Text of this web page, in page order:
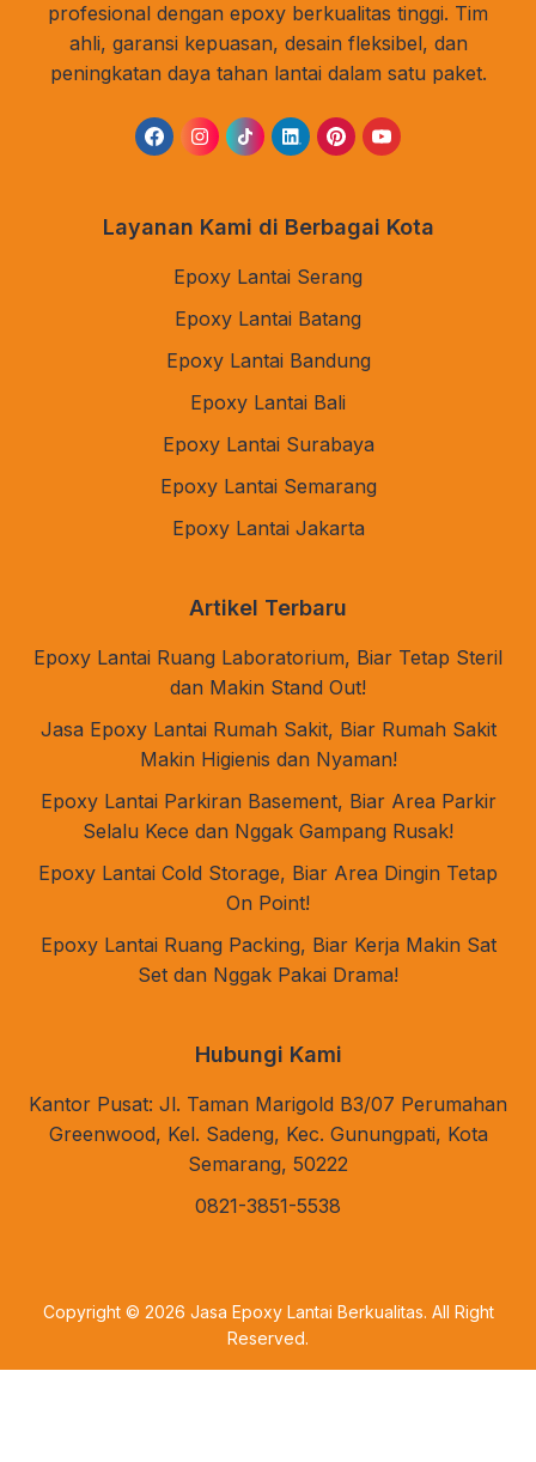
profesional dengan epoxy berkualitas tinggi. Tim
ahli, garansi kepuasan, desain fleksibel, dan
peningkatan daya tahan lantai dalam satu paket.
Layanan Kami di Berbagai Kota
Epoxy Lantai Serang
Epoxy Lantai Batang
Epoxy Lantai Bandung
Epoxy Lantai Bali
Epoxy Lantai Surabaya
Epoxy Lantai Semarang
Epoxy Lantai Jakarta
Artikel Terbaru
Epoxy Lantai Ruang Laboratorium, Biar Tetap Steril
dan Makin Stand Out!
Jasa Epoxy Lantai Rumah Sakit, Biar Rumah Sakit
Makin Higienis dan Nyaman!
Epoxy Lantai Parkiran Basement, Biar Area Parkir
Selalu Kece dan Nggak Gampang Rusak!
Epoxy Lantai Cold Storage, Biar Area Dingin Tetap
On Point!
Epoxy Lantai Ruang Packing, Biar Kerja Makin Sat
Set dan Nggak Pakai Drama!
Hubungi Kami
Kantor Pusat: Jl. Taman Marigold B3/07 Perumahan
Greenwood, Kel. Sadeng, Kec. Gunungpati, Kota
Semarang, 50222
0821-3851-5538
Copyright © 2026 Jasa Epoxy Lantai Berkualitas. All Right
Reserved.